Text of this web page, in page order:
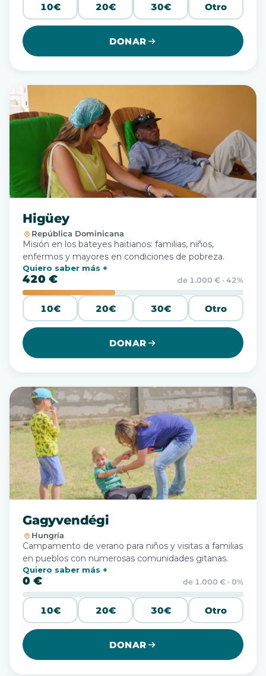
10€ 20€ 30€ Otro
DONAR
Higüey
República Dominicana
Misión en los bateyes haitianos: familias, niños,
enfermos y mayores en condiciones de pobreza.
Quiero saber más
420 € de 1.000 € · 42%
10€ 20€ 30€ Otro
DONAR
Gagyvendégi
Hungría
Campamento de verano para niños y visitas a familias
en pueblos con numerosas comunidades gitanas.
Quiero saber más
0 € de 1.000 € · 0%
10€ 20€ 30€ Otro
DONAR